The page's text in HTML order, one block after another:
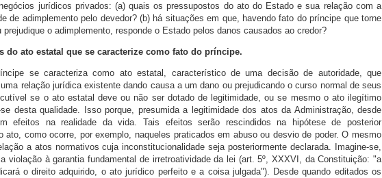
jurídicos privados: (a) quais os pressupostos do ato do Estado e sua relação com a
de adimplemento pelo devedor? (b) há situações em que, havendo fato do príncipe que torne
o adimplemento, responde o Estado pelos danos causados ao credor?
do ato estatal que se caracterize como fato do príncipe.
se caracteriza como ato estatal, característico de uma decisão de autoridade, que
relação jurídica existente dando causa a um dano ou prejudicando o curso normal de seus
se o ato estatal deve ou não ser dotado de legitimidade, ou se mesmo o ato ilegítimo
desta qualidade. Isso porque, presumida a legitimidade dos atos da Administração, desde
efeitos na realidade da vida. Tais efeitos serão rescindidos na hipótese de posterior
ato, como ocorre, por exemplo, naqueles praticados em abuso ou desvio de poder. O mesmo
a atos normativos cuja inconstitucionalidade seja posteriormente declarada. Imagine-se,
violação à garantia fundamental de irretroatividade da lei (art. 5º, XXXVI, da Constituição: "a
o direito adquirido, o ato jurídico perfeito e a coisa julgada"). Desde quando editados os